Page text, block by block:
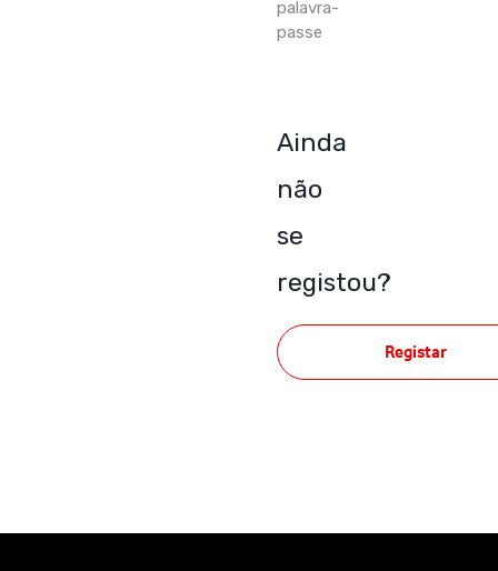
palavra-
passe
Ainda
não
se
registou?
Registar